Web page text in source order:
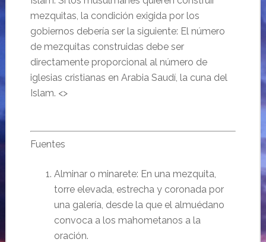
mezquitas, la condición exigida por los
gobiernos debería ser la siguiente: El número
de mezquitas construidas debe ser
directamente proporcional al número de
iglesias cristianas en Arabia Saudí, la cuna del
Islam. <>
Fuentes
Alminar o minarete: En una mezquita,
torre elevada, estrecha y coronada por
una galería, desde la que el almuédano
convoca a los mahometanos a la
oración.